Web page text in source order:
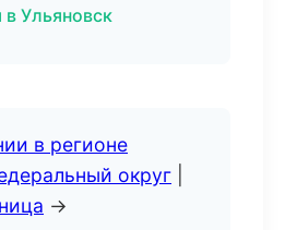
Ульяновск
в регионе
округ
→